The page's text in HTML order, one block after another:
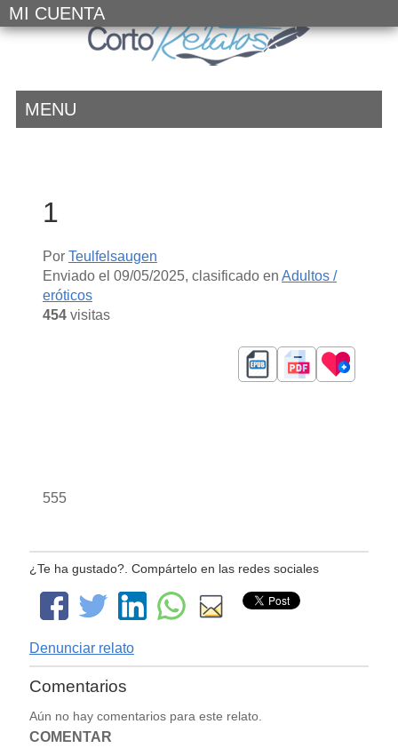
MI CUENTA
MENU
1
Por Teulfelsaugen
Enviado el 09/05/2025, clasificado en Adultos /
eróticos
454visitas
555
¿Te ha gustado?. Compártelo en las redes sociales
Denunciar relato
Comentarios
Aún no hay comentarios para este relato.
COMENTAR